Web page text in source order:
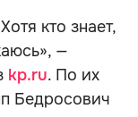
кто знает,
—
kp.ru. По их
Бедросович